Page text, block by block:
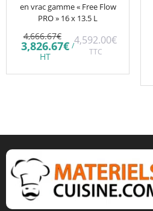
en vrac gamme « Free Flow
PRO » 16 x 13.5 L
4,666.67€ Le
prix
initial
4,666.67€.
3,826.67€Le
est :
HT
/4,592.00€
TTC